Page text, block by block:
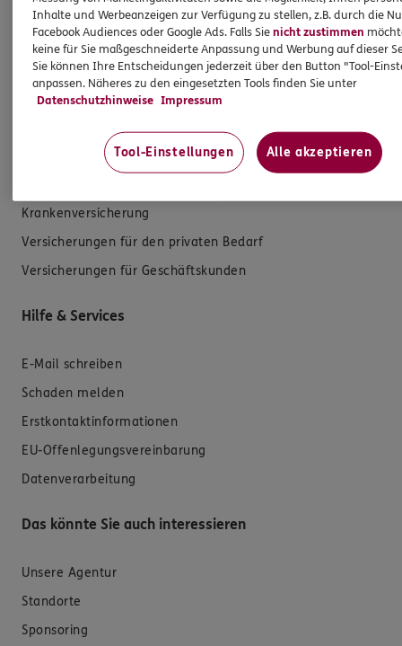
Produkte
Zahnversicherungen
Krankenversicherung
Versicherungen für den privaten Bedarf
Versicherungen für Geschäftskunden
Hilfe & Services
E-Mail schreiben
Schaden melden
Erstkontaktinformationen
EU-Offenlegungsvereinbarung
Datenverarbeitung
Das könnte Sie auch interessieren
Unsere Agentur
Standorte
Sponsoring
Inhalte und Werbeanzeigen zur Verfügung zu stellen, z.B. durch die
Facebook Audiences oder Google Ads. Falls Sienicht zustimmen
keine für Sie maßgeschneiderte Anpassung und Werbung auf dieser
Sie können Ihre Entscheidungen jederzeit über den Button "Tool-
anpassen. Näheres zu den eingesetzten Tools finden Sie unter
Datenschutzhinweise Impressum
Tool-Einstellungen Alle akzeptieren